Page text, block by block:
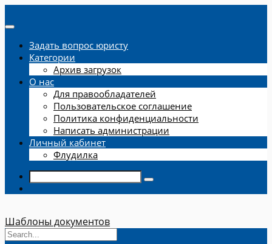
Задать вопрос юристу
Категории
Архив загрузок
О нас
Для правообладателей
Пользовательское соглашение
Политика конфиденциальности
Написать администрации
Личный кабинет
Флудилка
Шаблоны документов